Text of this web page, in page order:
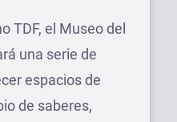
TDF, el Museo del
una serie de
espacios de
de saberes,